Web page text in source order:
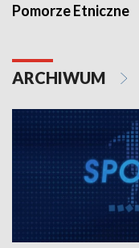
Pomorze Etniczne
ARCHIWUM